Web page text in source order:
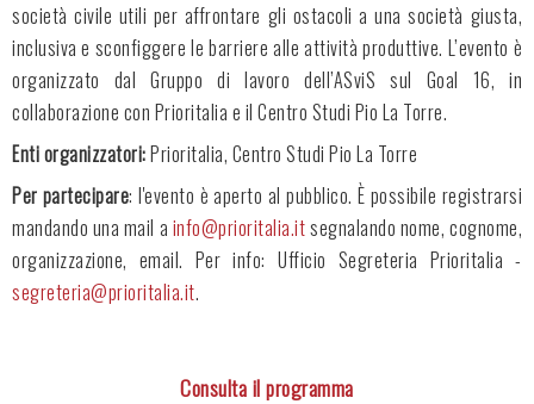
società civile utili per affrontare gli ostacoli a una società giusta,
inclusiva e sconfiggere le barriere alle attività produttive. L’evento è
organizzato dal Gruppo di lavoro dell’ASviS sul Goal 16, in
collaborazione con Prioritalia e il Centro Studi Pio La Torre.
Enti organizzatori:Prioritalia, Centro Studi Pio La Torre
Per partecipare: l'evento è aperto al pubblico. È possibile registrarsi
mandando una mail a info@prioritalia.itsegnalando nome, cognome,
organizzazione, email. Per info: Ufficio Segreteria Prioritalia -
segreteria@prioritalia.it.
Consulta il programma